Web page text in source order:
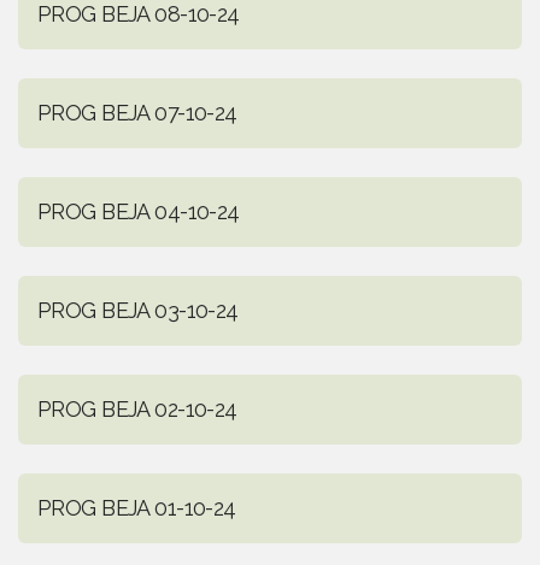
PROG BEJA 08-10-24
PROG BEJA 07-10-24
PROG BEJA 04-10-24
PROG BEJA 03-10-24
PROG BEJA 02-10-24
PROG BEJA 01-10-24